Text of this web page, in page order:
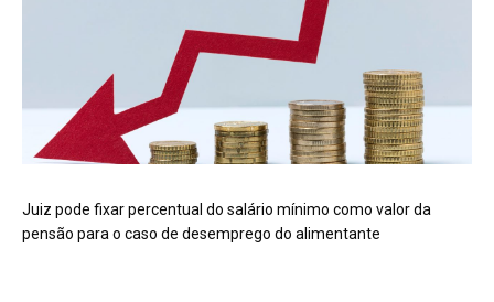
Juiz pode fixar percentual do salário mínimo como valor da
pensão para o caso de desemprego do alimentante